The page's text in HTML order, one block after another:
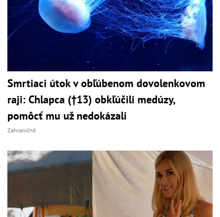
Smrtiaci útok v obľúbenom dovolenkovom
raji: Chlapca (†13) obkľúčili medúzy,
pomôcť mu už nedokázali
Zahraničné